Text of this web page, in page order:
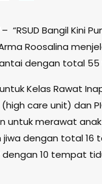
– “RSUD Bangil Kini
Roosalina
dengan total
Kelas Rawat
care unit) dan
untuk merawat
dengan total
dengan 10 tempat